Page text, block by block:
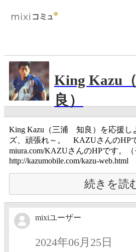
King Kazu
良）
King Kazu（三浦 知良）を応援
ズ、頑張れ～。 KAZUさんのHP
miura.com/KAZUさんのHPです。（
http://kazumobile.com/kazu-web.html
続きを読
mixiユーザー
2024年06月25日